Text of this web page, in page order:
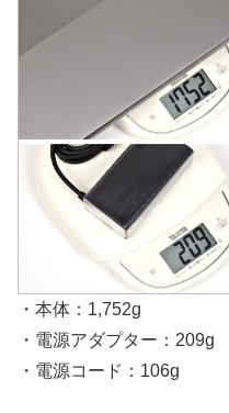
・本体：1,752g
・電源アダプター：209g
・電源コード：106g